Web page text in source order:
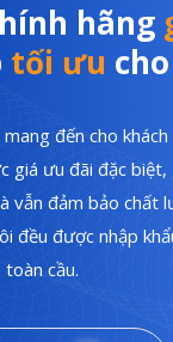
hãng
tối ưu
đến cho
giá ưu đãi đặc biệt,
vẫn đảm bảo chất
đều được nhập
cầu.